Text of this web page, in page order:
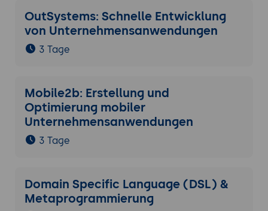
OutSystems: Schnelle Entwicklung
von Unternehmensanwendungen
3 Tage
Mobile2b: Erstellung und
Optimierung mobiler
Unternehmensanwendungen
3 Tage
Domain Specific Language (DSL) &
Metaprogrammierung